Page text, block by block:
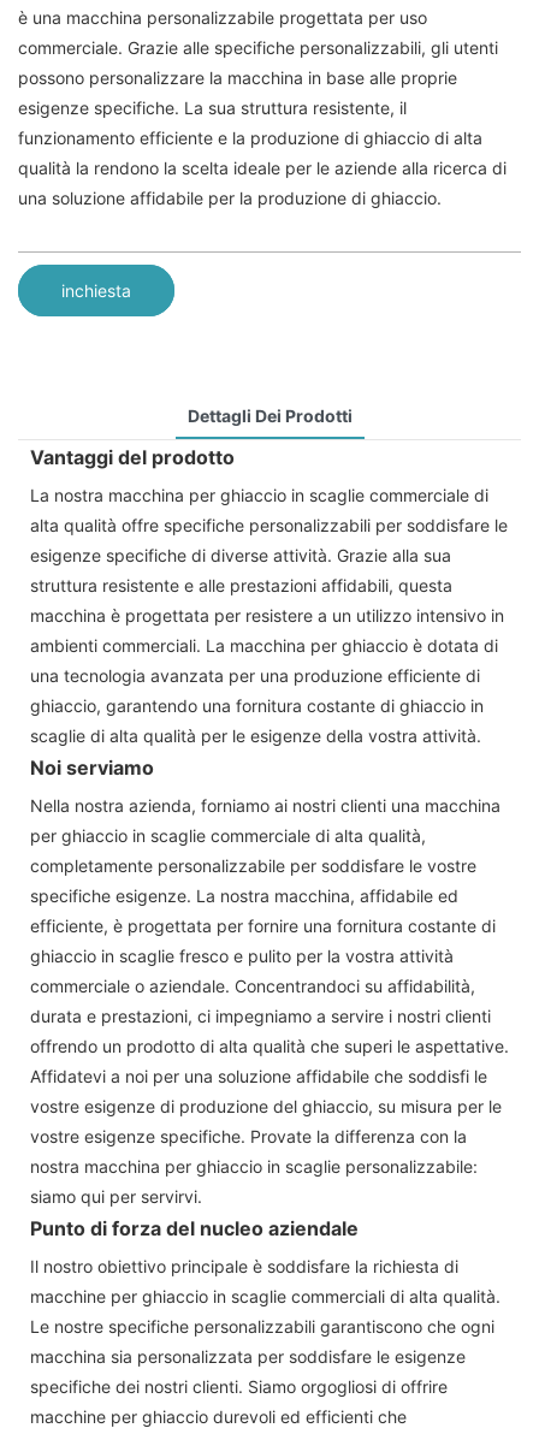
è una macchina personalizzabile progettata per uso
commerciale. Grazie alle specifiche personalizzabili, gli utenti
possono personalizzare la macchina in base alle proprie
esigenze specifiche. La sua struttura resistente, il
funzionamento efficiente e la produzione di ghiaccio di alta
qualità la rendono la scelta ideale per le aziende alla ricerca di
una soluzione affidabile per la produzione di ghiaccio.
inchiesta
Dettagli Dei Prodotti
Vantaggi del prodotto
La nostra macchina per ghiaccio in scaglie commerciale di
alta qualità offre specifiche personalizzabili per soddisfare le
esigenze specifiche di diverse attività. Grazie alla sua
struttura resistente e alle prestazioni affidabili, questa
macchina è progettata per resistere a un utilizzo intensivo in
ambienti commerciali. La macchina per ghiaccio è dotata di
una tecnologia avanzata per una produzione efficiente di
ghiaccio, garantendo una fornitura costante di ghiaccio in
scaglie di alta qualità per le esigenze della vostra attività.
Noi serviamo
Nella nostra azienda, forniamo ai nostri clienti una macchina
per ghiaccio in scaglie commerciale di alta qualità,
completamente personalizzabile per soddisfare le vostre
specifiche esigenze. La nostra macchina, affidabile ed
efficiente, è progettata per fornire una fornitura costante di
ghiaccio in scaglie fresco e pulito per la vostra attività
commerciale o aziendale. Concentrandoci su affidabilità,
durata e prestazioni, ci impegniamo a servire i nostri clienti
offrendo un prodotto di alta qualità che superi le aspettative.
Affidatevi a noi per una soluzione affidabile che soddisfi le
vostre esigenze di produzione del ghiaccio, su misura per le
vostre esigenze specifiche. Provate la differenza con la
nostra macchina per ghiaccio in scaglie personalizzabile:
siamo qui per servirvi.
Punto di forza del nucleo aziendale
Il nostro obiettivo principale è soddisfare la richiesta di
macchine per ghiaccio in scaglie commerciali di alta qualità.
Le nostre specifiche personalizzabili garantiscono che ogni
macchina sia personalizzata per soddisfare le esigenze
specifiche dei nostri clienti. Siamo orgogliosi di offrire
macchine per ghiaccio durevoli ed efficienti che